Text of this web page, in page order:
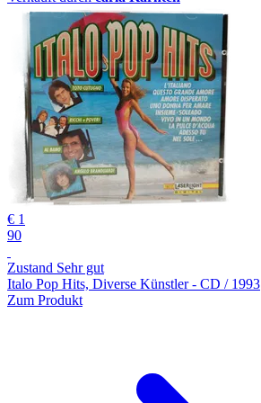
€ 1
90
Zustand Sehr gut
Italo Pop Hits, Diverse Künstler - CD / 1993
Zum Produkt